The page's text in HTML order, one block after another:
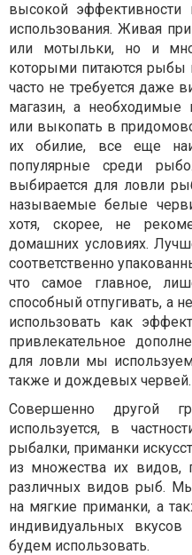
высокой эффективности
использования. Живая
или мотыльки, но и
которыми питаются рыбы
часто не требуется даже
магазин, а
или выкопать в
их обилие, все еще
популярные среди
выбирается для ловли
называемые белые
хотя, скорее, не
домашних условиях.
соответственно
что самое главное,
способный отпугивать, а
использовать как
привлекательное
для ловли мы
также и дождевых червей.
Совершенно другой
используется, в
рыбалки, приманки
из множества их видов,
различных видов рыб.
на мягкие приманки, а
индивидуальных
будем использовать.